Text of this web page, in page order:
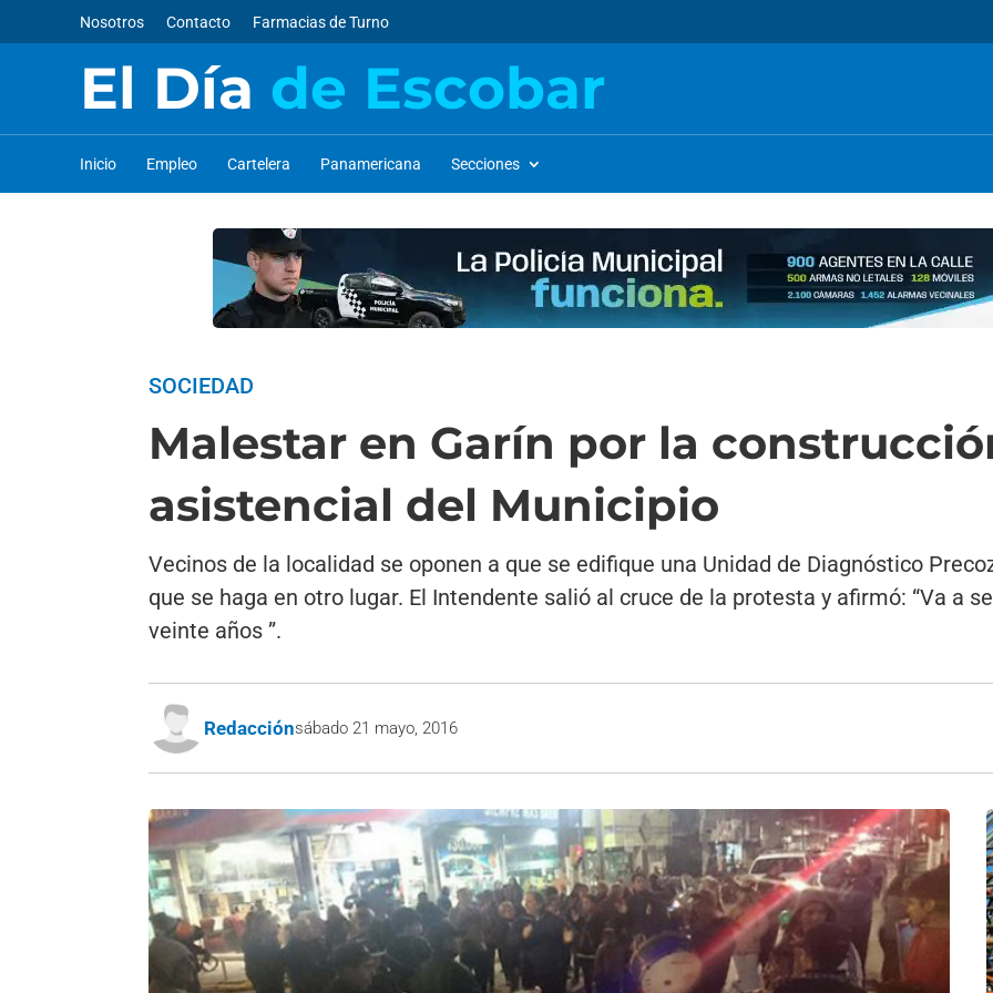
Nosotros Contacto Farmacias de Turno
El Día de Escobar
Inicio Empleo Cartelera Panamericana Secciones
SOCIEDAD
Malestar en Garín por la
asistencial del Municipio
Vecinos de la localidad se oponen a que se edifique una Unidad de Diagnóstico
que se haga en otro lugar. El Intendente salió al cruce de la protesta y afirmó: “Va a
veinte años ”.
Redacciónsábado 21 mayo, 2016